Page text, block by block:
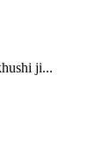
ji...